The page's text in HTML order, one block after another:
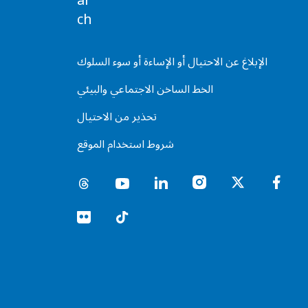
الإبلاغ عن الاحتيال أو الإساءة أو سوء السلوك
الخط الساخن الاجتماعي والبيئي
تحذير من الاحتيال
شروط استخدام الموقع